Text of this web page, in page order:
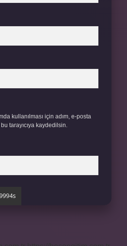
kullanılması için adım, e-posta
tarayıcıya kaydedilsin.